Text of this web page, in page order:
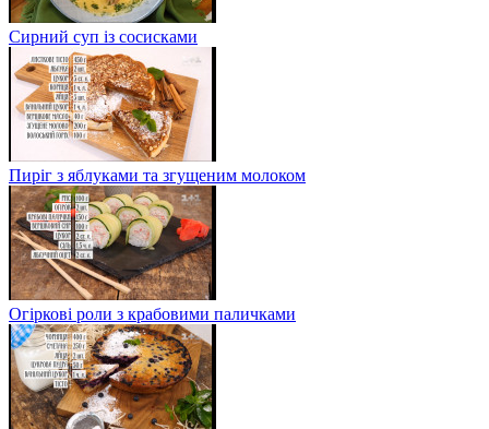
Сирний суп із сосисками
Пиріг з яблуками та згущеним молоком
Огіркові роли з крабовими паличками